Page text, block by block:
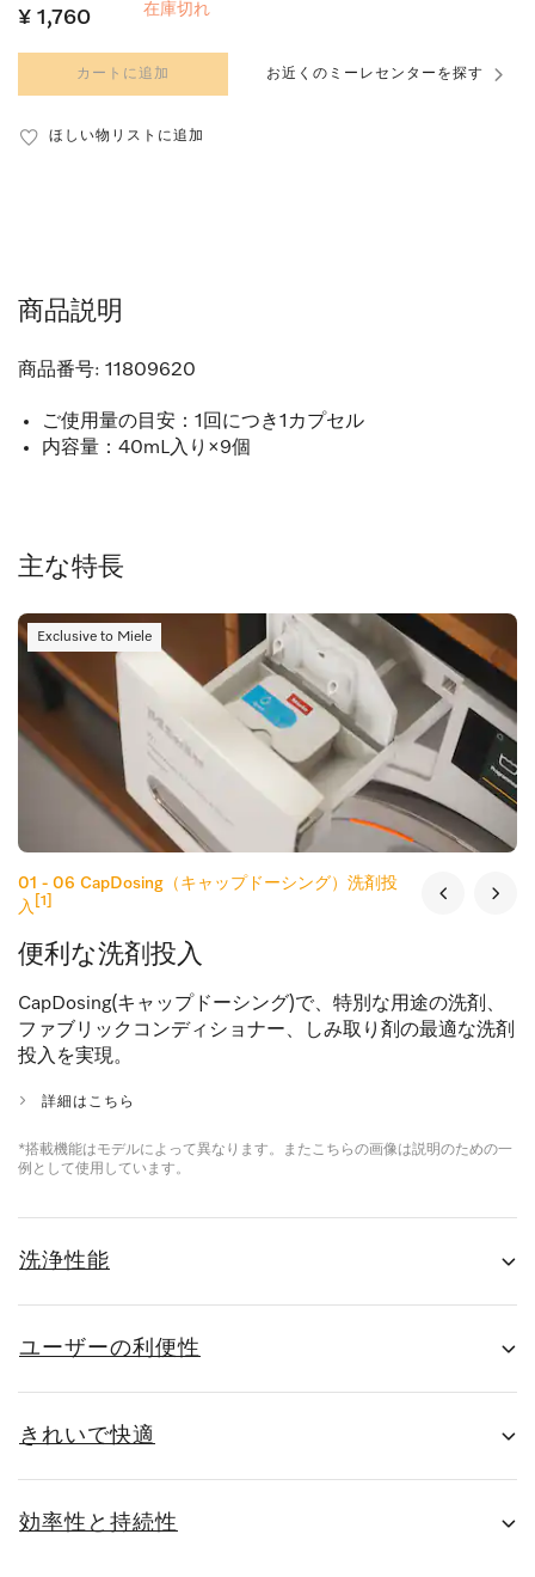
¥ 1,760 在庫切れ
カートに追加 お近くのミーレセンターを探す
ほしい物リストに追加
商品説明
商品番号: 11809620
ご使用量の目安：1回につき1カプセル
内容量：40mL入り×9個
主な特長
Exclusive to Miele
01 - 06 CapDosing（キャップドーシング）洗剤投
入
[1]
便利な洗剤投入
CapDosing(キャップドーシング)で、特別な用途の洗剤、
ファブリックコンディショナー、しみ取り剤の最適な洗剤
投入を実現。
詳細はこちら
*搭載機能はモデルによって異なります。またこちらの画像は説明のための一
例として使用しています。
洗浄性能
ユーザーの利便性
きれいで快適
効率性と持続性